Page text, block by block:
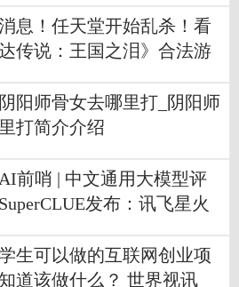
息！任天堂开始乱杀！看
达传说：王国之泪》合法游
阳师骨女去哪里打_阴阳师
打简介介绍
前哨 | 中文通用大模型评
发布：讯飞星火
生可以做的互联网创业项
道该做什么？ 世界视讯